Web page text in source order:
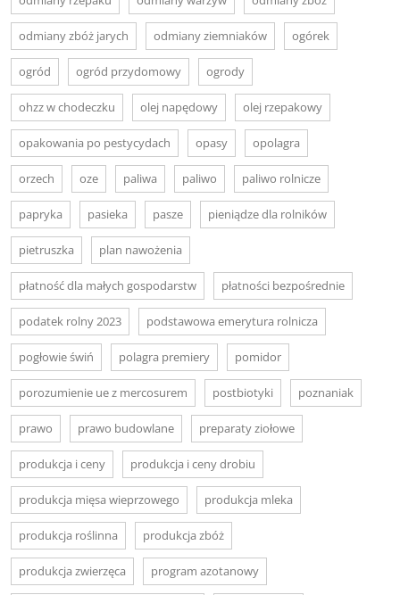
odmiany zbóż jarych odmiany ziemniaków ogórek
ogród ogród przydomowy ogrody
ohzz w chodeczku olej napędowy olej rzepakowy
opakowania po pestycydach opasy opolagra
orzech oze paliwa paliwo paliwo rolnicze
papryka pasieka pasze pieniądze dla rolników
pietruszka plan nawożenia
płatność dla małych gospodarstw płatności bezpośrednie
podatek rolny 2023 podstawowa emerytura rolnicza
pogłowie świń polagra premiery pomidor
porozumienie ue z mercosurem postbiotyki poznaniak
prawo prawo budowlane preparaty ziołowe
produkcja i ceny produkcja i ceny drobiu
produkcja mięsa wieprzowego produkcja mleka
produkcja roślinna produkcja zbóż
produkcja zwierzęca program azotanowy